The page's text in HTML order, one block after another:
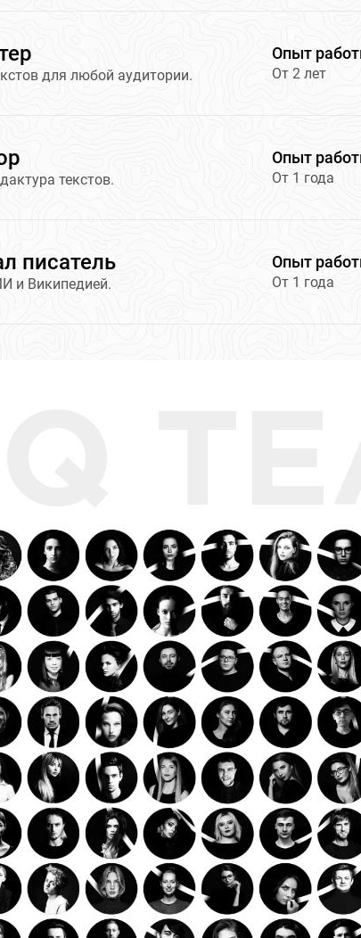
для любой аудитории.
Опыт
От 2 лет
текстов.
Опыт
От 1 года
писатель
и Википедией.
Опыт
От 1 года